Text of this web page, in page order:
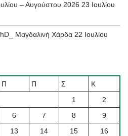
– Αυγούστου 2026 23 Ιουλίου
Μαγδαλινή Χάρδα 22 Ιουλίου
Π Π Σ
Κ
1
2
6 7 8
9
13 14 15
16